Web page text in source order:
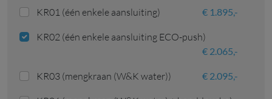
KR01 (één enkele aansluiting) € 1.895,-
KR02 (één enkele aansluiting ECO-push)
€ 2.065,-
KR03 (mengkraan (W&K water)) € 2.095,-